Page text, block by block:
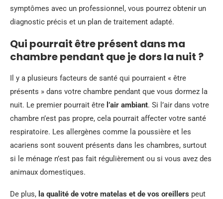
symptômes avec un professionnel, vous pourrez obtenir un
diagnostic précis et un plan de traitement adapté.
Qui pourrait être présent dans ma
chambre pendant que je dors la nuit ?
Il y a plusieurs facteurs de santé qui pourraient « être
présents » dans votre chambre pendant que vous dormez la
nuit. Le premier pourrait être l’air ambiant. Si l’air dans votre
chambre n’est pas propre, cela pourrait affecter votre santé
respiratoire. Les allergènes comme la poussière et les
acariens sont souvent présents dans les chambres, surtout
si le ménage n’est pas fait régulièrement ou si vous avez des
animaux domestiques.
De plus, la qualité de votre matelas et de vos oreillers peut